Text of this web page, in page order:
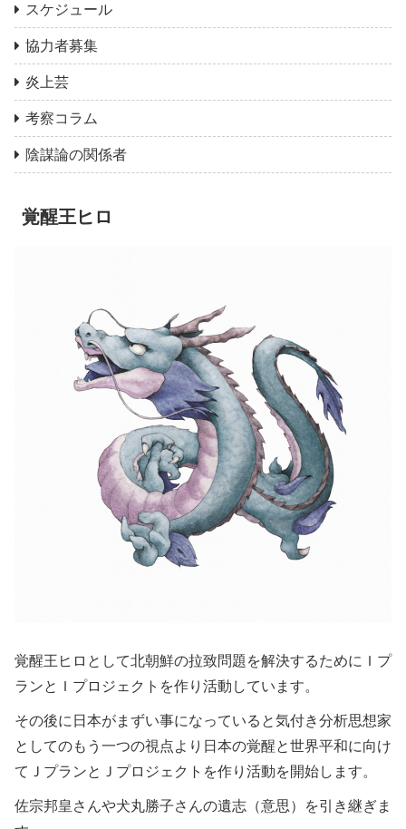
スケジュール
協力者募集
炎上芸
考察コラム
陰謀論の関係者
覚醒王ヒロ
覚醒王ヒロとして北朝鮮の拉致問題を解決するためにＩプ
ランとＩプロジェクトを作り活動しています。
その後に日本がまずい事になっていると気付き分析思想家
としてのもう一つの視点より日本の覚醒と世界平和に向け
てＪプランとＪプロジェクトを作り活動を開始します。
佐宗邦皇さんや犬丸勝子さんの遺志（意思）を引き継ぎま